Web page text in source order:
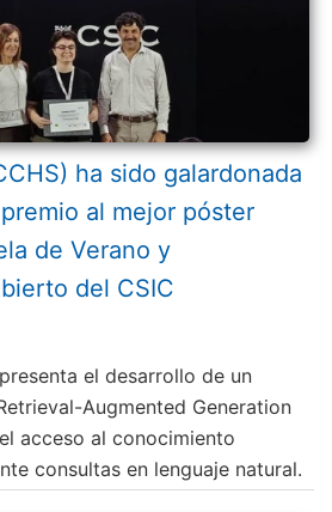
ha sido galardonada
al mejor póster
de Verano y
del CSIC
el desarrollo de un
Augmented Generation
acceso al conocimiento
consultas en lenguaje natural.